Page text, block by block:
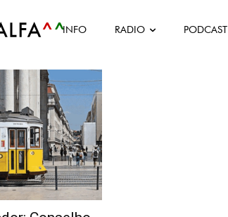
INFO RADIO PODCAST
Elevador
Elevador